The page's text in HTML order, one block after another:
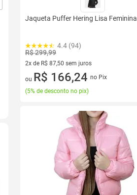
Jaqueta Puffer Hering Lisa Feminina
4.4 (94)
R$ 299,99
2x de R$ 87,50 sem juros
2 vez de R$ 87,50 sem juros
ou R$ 166,24 no Pix
(5% de desconto no pix)